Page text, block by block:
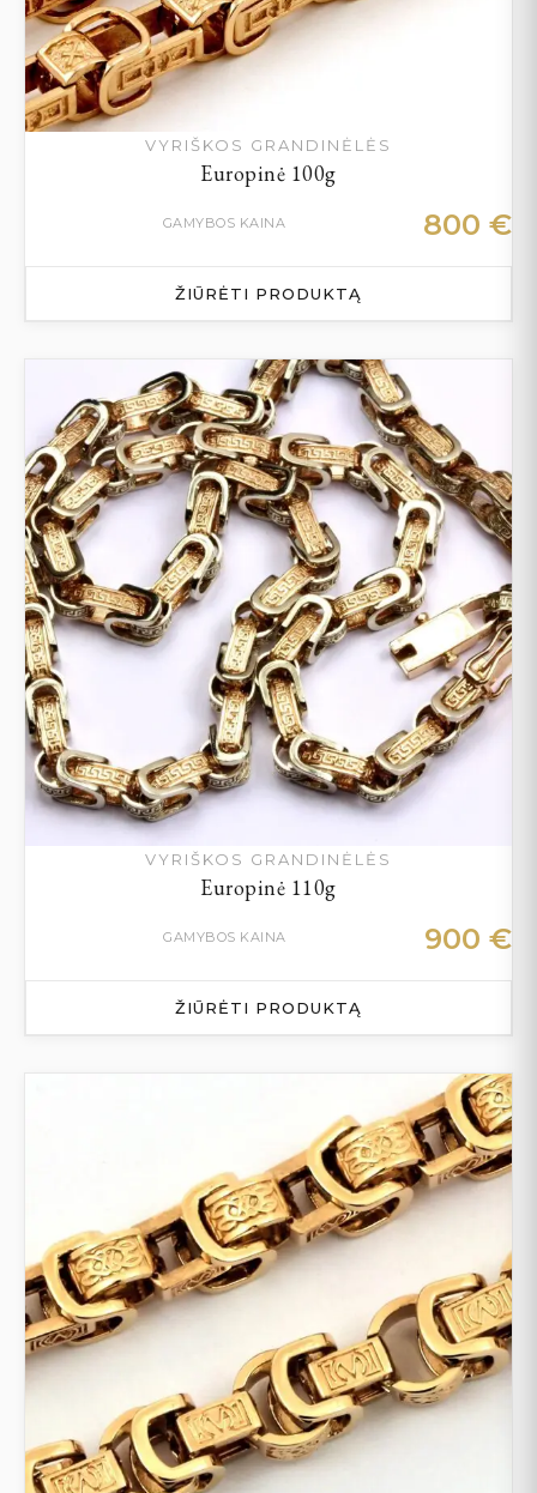
VYRIŠKOS GRANDINĖLĖS
Europinė 100g
GAMYBOS KAINA 800 €
ŽIŪRĖTI PRODUKTĄ
VYRIŠKOS GRANDINĖLĖS
Europinė 110g
GAMYBOS KAINA 900 €
ŽIŪRĖTI PRODUKTĄ